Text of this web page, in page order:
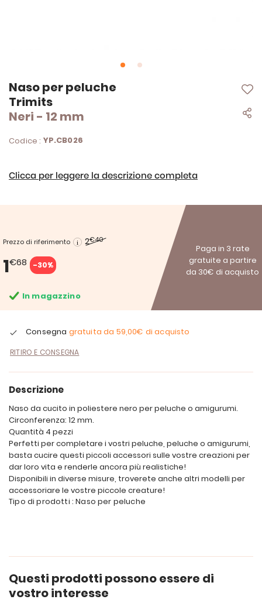
Naso per peluche
Trimits
Neri - 12 mm
Codice : YP.CB026
Clicca per leggere la descrizione completa
Prezzo di riferimento 2€40
1€68 -30%
Paga in 3 rate
gratuite a partire
da 30€ di acquisto
In magazzino
Consegna gratuita da 59,00€ di acquisto
RITIRO E CONSEGNA
Vai
all'inizio
della
galleria
immagini
Descrizione
Naso da cucito in poliestere nero per peluche o amigurumi.
Circonferenza: 12 mm.
Quantità 4 pezzi
Perfetti per completare i vostri peluche, peluche o amigurumi,
basta cucire questi piccoli accessori sulle vostre creazioni per
dar loro vita e renderle ancora più realistiche!
Disponibili in diverse misure, troverete anche altri modelli per
accessoriare le vostre piccole creature!
Tipo di prodotti : Naso per peluche
Questi prodotti possono essere di
vostro interesse